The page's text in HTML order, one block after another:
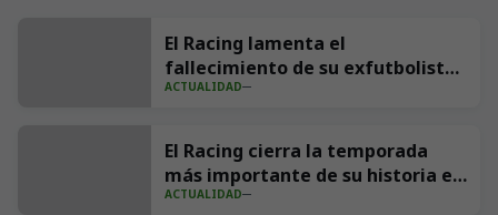
El Racing lamenta el
fallecimiento de su exfutbolista
Andrés Parada ‘Suco’
ACTUALIDAD
El Racing cierra la temporada
más importante de su historia en
redes con 539 millones de
ACTUALIDAD